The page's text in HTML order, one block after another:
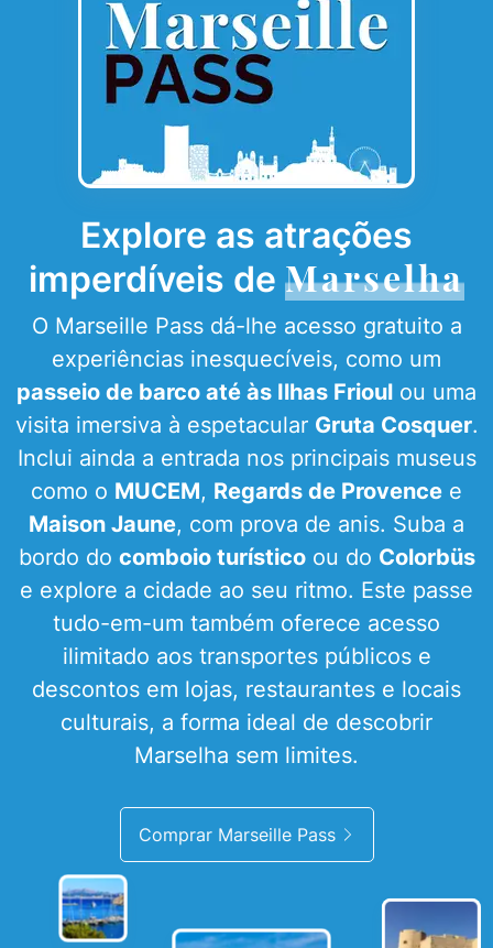
Explore as atrações
imperdíveis de Marselha
O Marseille Pass dá-lhe acesso gratuito a
experiências inesquecíveis, como um
passeio de barco até às Ilhas Frioul ou uma
visita imersiva à espetacular Gruta Cosquer.
Inclui ainda a entrada nos principais museus
como o MUCEM, Regards de Provence e
Maison Jaune, com prova de anis. Suba a
bordo do comboio turísticoou do Colorbüs
e explore a cidade ao seu ritmo. Este passe
tudo-em-um também oferece acesso
ilimitado aos transportes públicos e
descontos em lojas, restaurantes e locais
culturais, a forma ideal de descobrir
Marselha sem limites.
Comprar Marseille Pass